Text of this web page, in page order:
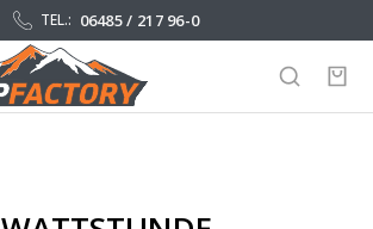
TEL.: 06485 / 217 96-0